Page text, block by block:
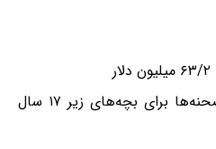
R (تماشای برخی صحنه‌ها برای بچه‌های زیر ۱۷ سال